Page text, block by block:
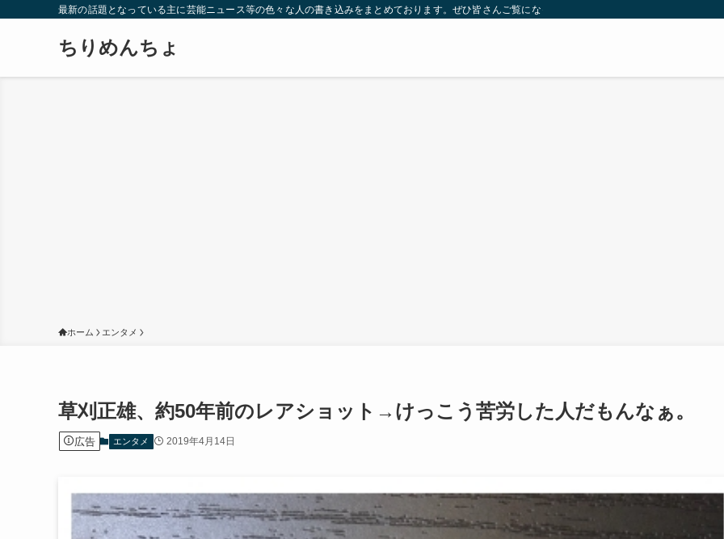
最新の話題となっている主に芸能ニュース等の色々な人の書き込みをまとめております。ぜひ皆さんご覧になっていってください。
ちりめんちょ
ホーム エンタメ
草刈正雄、約50年前のレアショット→けっこう苦労した人だもんなぁ。
広告 エンタメ 2019年4月14日